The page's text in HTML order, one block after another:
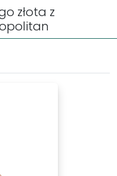
złota z